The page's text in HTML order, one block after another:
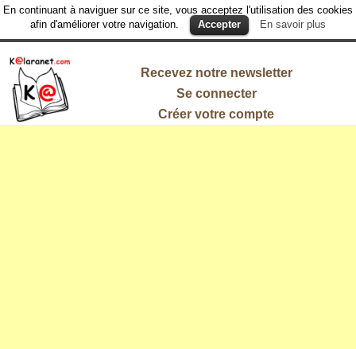
En continuant à naviguer sur ce site, vous acceptez l'utilisation des cookies
afin d'améliorer votre navigation.
Accepter En savoir plus
Recevez notre newsletter
Se connecter
Créer votre compte